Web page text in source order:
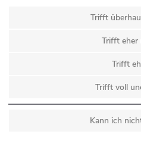
Trifft
Trifft eher
Trifft
Trifft voll
Kann ich